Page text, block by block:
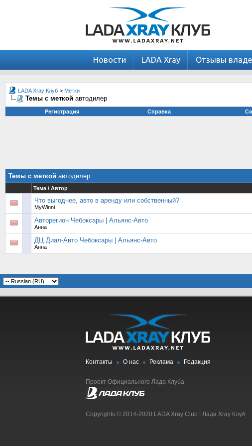
Новости LADA Xray Отзывы
LADA Xray Клуб > Метки
Темы с меткой автодилер
Регистрация
Справка
Темы с меткой автодилер
Тема / Автор
Что выгоднее, авто в аренду или собственный?
MyWinni
Авторегион Чебоксары | Альянс-Авто
Анна
ДЦ Диал-Авто Чебоксары | Альянс-Авто
Анна
Контакты О нас Реклама Редакция
Проект Официального Лада Клуба
Copyrights © 2014-2020 LADA Xray Club | Лада Xray Клуб